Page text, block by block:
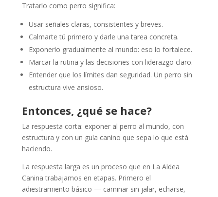
Tratarlo como perro significa:
Usar señales claras, consistentes y breves.
Calmarte tú primero y darle una tarea concreta.
Exponerlo gradualmente al mundo: eso lo fortalece.
Marcar la rutina y las decisiones con liderazgo claro.
Entender que los límites dan seguridad. Un perro sin
estructura vive ansioso.
Entonces, ¿qué se hace?
La respuesta corta: exponer al perro al mundo, con
estructura y con un guía canino que sepa lo que está
haciendo.
La respuesta larga es un proceso que en La Aldea
Canina trabajamos en etapas. Primero el
adiestramiento básico — caminar sin jalar, echarse,